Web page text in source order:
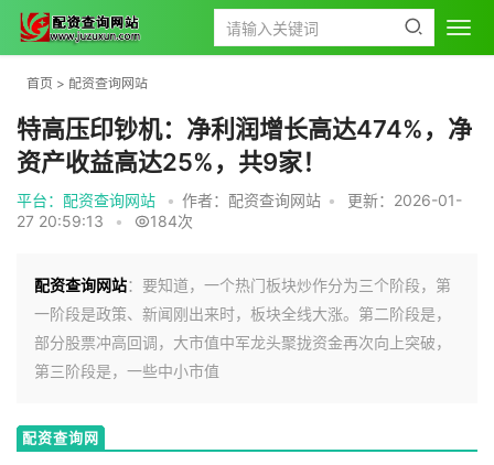
首页 > 配资查询网站
特高压印钞机：净利润增长高达474%，净
资产收益高达25%，共9家！
平台：配资查询网站 • 作者：配资查询网站 •
更新：2026-01-
27 20:59:13
• 184次
配资查询网站：要知道，一个热门板块炒作分为三个阶段，第
一阶段是政策、新闻刚出来时，板块全线大涨。第二阶段是，
部分股票冲高回调，大市值中军龙头聚拢资金再次向上突破，
第三阶段是，一些中小市值
配资查询网